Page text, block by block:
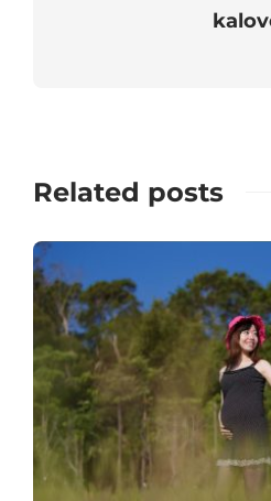
Related posts